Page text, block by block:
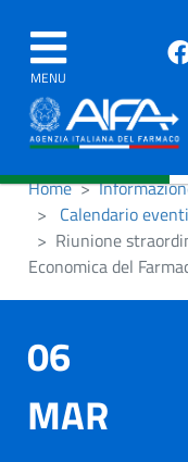
MENU
Home
Calendario eventi
Riunione
Economica del
06
MAR